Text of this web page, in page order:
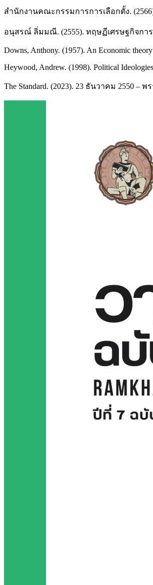
สำนักงานคณะกรรมการการเลือกตั้ง.
อนุสรณ์ ลิ่มมณี. (2555). ทฤษฏีเศรษฐกิจกา
Downs, Anthony. (1957). An Economic
Heywood, Andrew. (1998). Political
The Standard. (2023). 23 ธันวาคม 2550